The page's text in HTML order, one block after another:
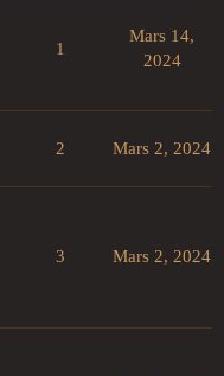
1
Mars 14,
2024
2 Mars 2, 2024
3 Mars 2, 2024